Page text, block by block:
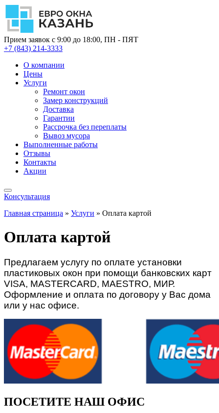
Прием заявок с 9:00 до 18:00, ПН - ПЯТ
+7 (843) 214-3333
О компании
Цены
Услуги
Ремонт окон
Замер конструкций
Доставка
Гарантии
Рассрочка без переплаты
Вывоз мусора
Выполненные работы
Отзывы
Контакты
Акции
Консультация
Главная страница » Услуги » Оплата картой
Оплата картой
Предлагаем услугу по оплате установки
пластиковых окон при помощи банковских карт
VISA, MASTERCARD, MAESTRO, МИР.
Оформление и оплата по договору у Вас дома
или у нас офисе.
ПОСЕТИТЕ НАШ ОФИС